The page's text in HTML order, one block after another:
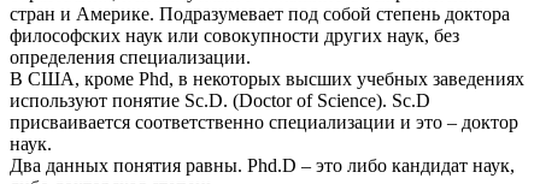
стран и Америке. Подразумевает под собой степень доктора
философских наук или совокупности других наук, без
определения специализации.
В США, кроме Phd, в некоторых высших учебных заведениях
используют понятие Sc.D. (Doctor of Science). Sc.D
присваивается соответственно специализации и это – доктор
наук.
Два данных понятия равны. Phd.D – это либо кандидат наук,